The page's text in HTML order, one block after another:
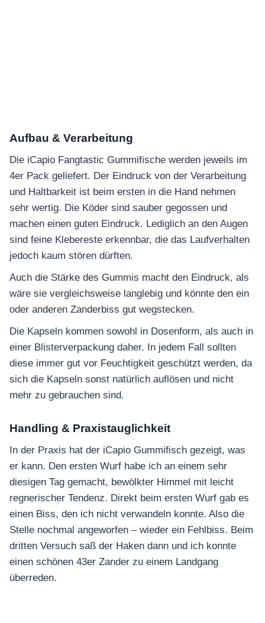
Aufbau & Verarbeitung
Die iCapio Fangtastic Gummifische werden jeweils im
4er Pack geliefert. Der Eindruck von der Verarbeitung
und Haltbarkeit ist beim ersten in die Hand nehmen
sehr wertig. Die Köder sind sauber gegossen und
machen einen guten Eindruck. Lediglich an den Augen
sind feine Klebereste erkennbar, die das Laufverhalten
jedoch kaum stören dürften.
Auch die Stärke des Gummis macht den Eindruck, als
wäre sie vergleichsweise langlebig und könnte den ein
oder anderen Zanderbiss gut wegstecken.
Die Kapseln kommen sowohl in Dosenform, als auch in
einer Blisterverpackung daher. In jedem Fall sollten
diese immer gut vor Feuchtigkeit geschützt werden, da
sich die Kapseln sonst natürlich auflösen und nicht
mehr zu gebrauchen sind.
Handling & Praxistauglichkeit
In der Praxis hat der iCapio Gummifisch gezeigt, was
er kann. Den ersten Wurf habe ich an einem sehr
diesigen Tag gemacht, bewölkter Himmel mit leicht
regnerischer Tendenz. Direkt beim ersten Wurf gab es
einen Biss, den ich nicht verwandeln konnte. Also die
Stelle nochmal angeworfen – wieder ein Fehlbiss. Beim
dritten Versuch saß der Haken dann und ich konnte
einen schönen 43er Zander zu einem Landgang
überreden.